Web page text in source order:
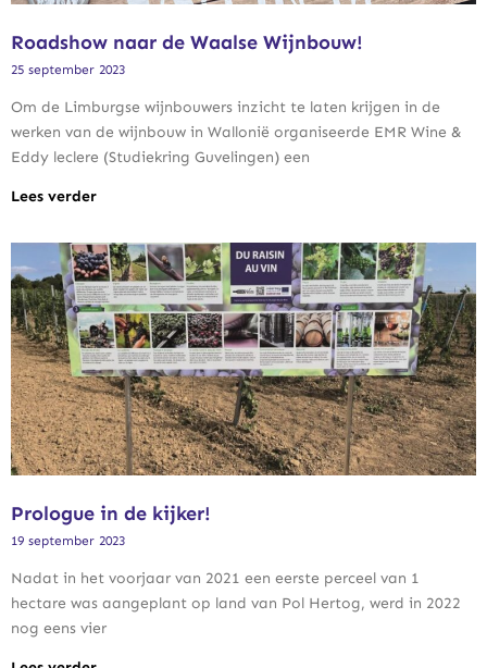
Roadshow naar de Waalse Wijnbouw!
25 september 2023
Om de Limburgse wijnbouwers inzicht te laten krijgen in de
werken van de wijnbouw in Wallonië organiseerde EMR Wine &
Eddy leclere (Studiekring Guvelingen) een
Lees verder
Prologue in de kijker!
19 september 2023
Nadat in het voorjaar van 2021 een eerste perceel van 1
hectare was aangeplant op land van Pol Hertog, werd in 2022
nog eens vier